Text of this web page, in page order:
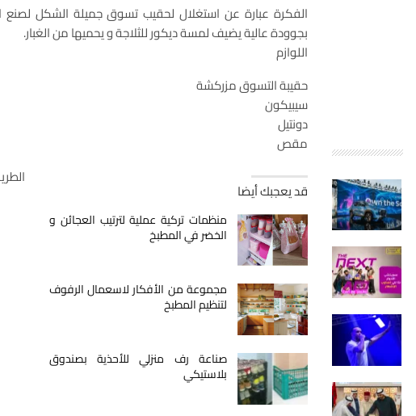
الفكرة عبارة عن استغلال لحقيب تسوق جميلة الشكل لصنع
بجوودة عالية يضيف لمسة ديكور للثلاجة و يحميها من الغبار.
اللوازم
حقيبة التسوق مزركشة
سيبيكون
دونتيل
مقص
قد يعجبك أيضا
منظمات تركية عملية لترتيب العجائن و
الخضر في المطبخ
مجموعة من الأفكار لاسعمال الرفوف
لتنظيم المطبخ
صناعة رف منزلي للأحذية بصندوق
بلاستيكي